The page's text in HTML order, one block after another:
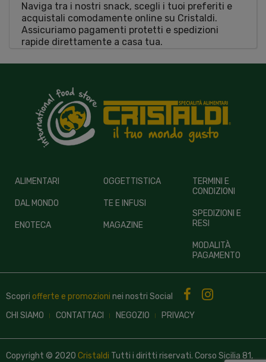
Naviga tra i nostri snack, scegli i tuoi preferiti e
acquistali comodamente online su Cristaldi.
Assicuriamo pagamenti protetti e spedizioni
rapide direttamente a casa tua.
ALIMENTARI
DAL MONDO
ENOTECA
OGGETTISTICA
TE E INFUSI
MAGAZINE
TERMINI E
CONDIZIONI
SPEDIZIONI E
RESI
MODALITÀ
PAGAMENTO
Scopri offerte e promozioni nei nostri Social
CHI SIAMO
CONTATTACI NEGOZIO PRIVACY
Copyright © 2020 Cristaldi Tutti i diritti riservati. Corso Sicilia 81,